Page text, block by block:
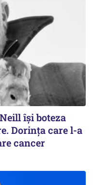
își boteza
Dorința care l-a
cancer